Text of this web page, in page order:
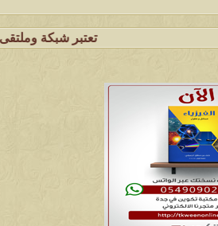
تعتبر شبكة وملتقى ومجالس